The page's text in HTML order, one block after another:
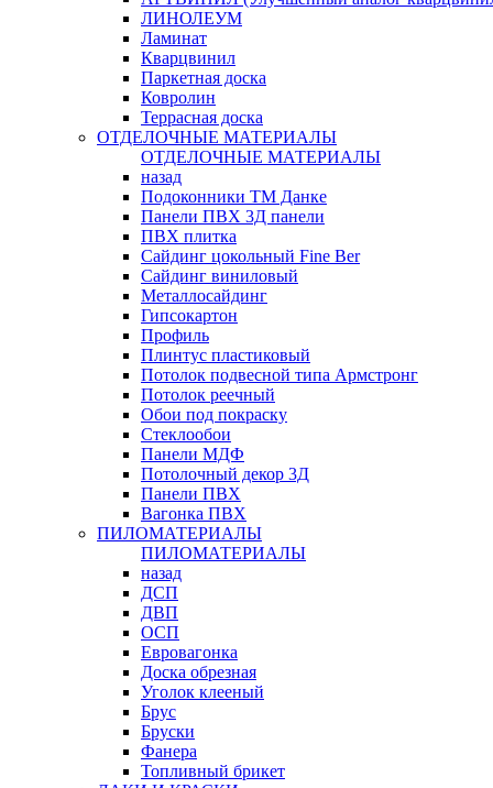
ЛИНОЛЕУМ
Ламинат
Кварцвинил
Паркетная доска
Ковролин
Террасная доска
ОТДЕЛОЧНЫЕ МАТЕРИАЛЫ
ОТДЕЛОЧНЫЕ МАТЕРИАЛЫ
назад
Подоконники ТМ Данке
Панели ПВХ 3Д панели
ПВХ плитка
Сайдинг цокольный Fine Ber
Сайдинг виниловый
Металлосайдинг
Гипсокартон
Профиль
Плинтус пластиковый
Потолок подвесной типа Армстронг
Потолок реечный
Обои под покраску
Стеклообои
Панели МДФ
Потолочный декор 3Д
Панели ПВХ
Вагонка ПВХ
ПИЛОМАТЕРИАЛЫ
ПИЛОМАТЕРИАЛЫ
назад
ДСП
ДВП
ОСП
Евровагонка
Доска обрезная
Уголок клееный
Брус
Бруски
Фанера
Топливный брикет